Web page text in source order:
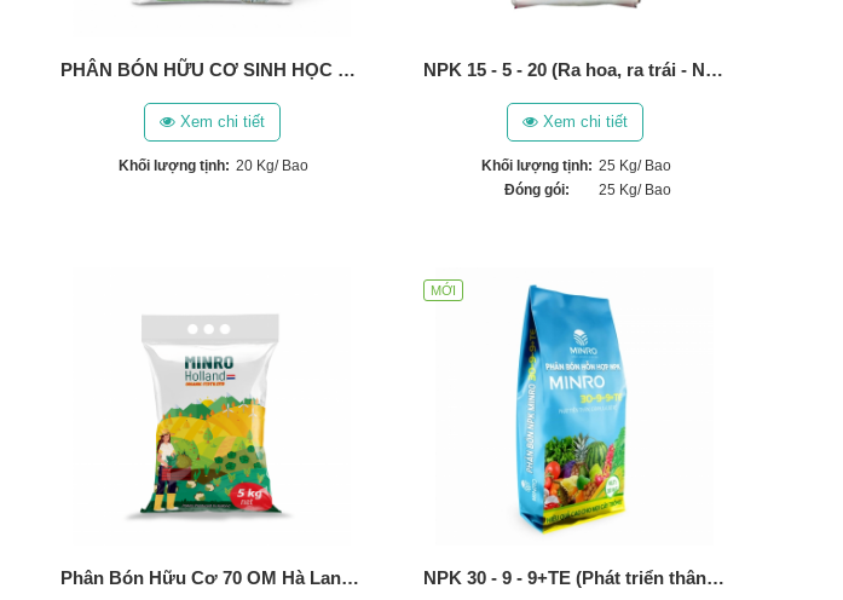
PHÂN BÓN HỮU CƠ SINH HỌC MINRO (HÀN QUỐC)
Xem chi tiết
Khối lượng tịnh: 20 Kg/ Bao
NPK 15 - 5 - 20 (Ra hoa, ra trái - Nuôi hoa, nuôi trái) (25 Kg)
Xem chi tiết
Khối lượng tịnh: 25 Kg/ Bao
Đóng gói:
25 Kg/ Bao
Phân Bón Hữu Cơ 70 OM Hà Lan (5Kg)
MỚI
NPK 30 - 9 - 9+TE (Phát triển thân, lá, cành, bộ rễ) (10 Kg)